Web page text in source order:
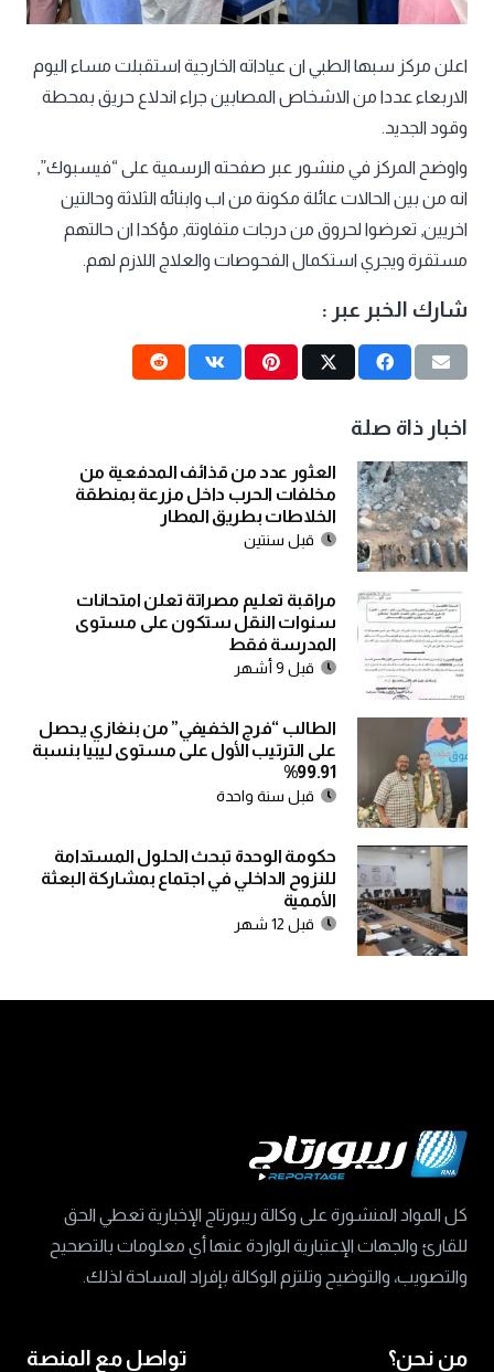
اعلن مركز سبها الطبي ان عياداته الخارجية استقبلت مساء اليوم
الاربعاء عددا من الاشخاص المصابين جراء اندلاع حريق بمحطة
وقود الجديد.
واوضح المركز في منشور عبر صفحته الرسمية على “فيسبوك”,
انه من بين الحالات عائلة مكونة من اب وابنائه الثلاثة وحالتين
اخريين, تعرضوا لحروق من درجات متفاوتة, مؤكدا ان حالتهم
مستقرة ويجري استكمال الفحوصات والعلاج اللازم لهم.
شارك الخبر عبر :
اخبار ذاة صلة
العثور عدد من قذائف المدفعية من
مخلفات الحرب داخل مزرعة بمنطقة
الخلاطات بطريق المطار
قبل سنتين
مراقبة تعليم مصراتة تعلن امتحانات
سنوات النقل ستكون على مستوى
المدرسة فقط
قبل 9 أشهر
الطالب “فرج الخفيفي” من بنغازي يحصل
على الترتيب الأول على مستوى ليبيا بنسبة
99.91%
قبل سنة واحدة
حكومة الوحدة تبحث الحلول المستدامة
للنزوح الداخلي في اجتماع بمشاركة البعثة
الأممية
قبل 12 شهر
كل المواد المنشورة على وكالة ريبورتاج الإخبارية تعطي الحق
للقارئ والجهات الإعتبارية الواردة عنها أي معلومات بالتصحيح
والتصويب، والتوضيح وتلتزم الوكالة بإفراد المساحة لذلك.
من نحن؟ تواصل مع المنصة